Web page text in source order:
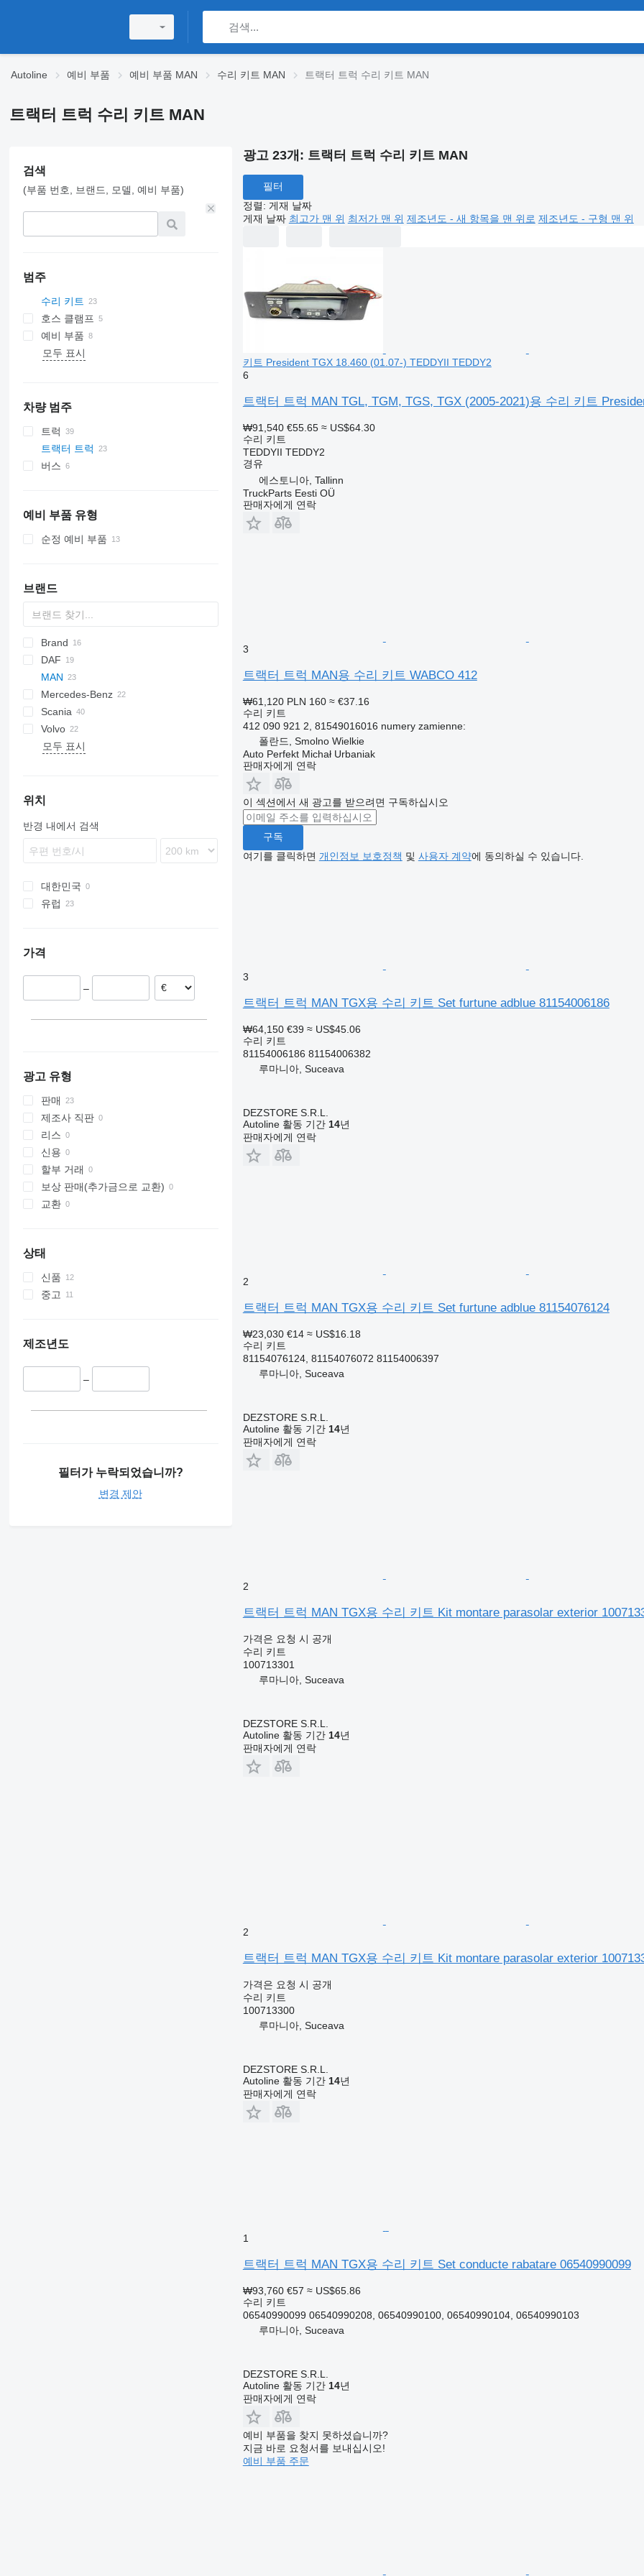
Autoline 예비 부품 예비 부품 MAN 수리 키트 MAN 트랙터 트럭 수리 키트 MAN
트랙터 트럭 수리 키트 MAN
검색
(부품 번호, 브랜드, 모델, 예비 부품)
범주
수리 키트
호스 클램프
예비 부품
모두 표시
차량 범주
트럭
트랙터 트럭
버스
예비 부품 유형
순정 예비 부품
브랜드
Brand
DAF
CF
XF
XG
EuroCargo
EuroStar
Eurotech
S-Way
Stralis
MAN
L2000
TGA
TGL
TGM
Mercedes-Benz
Actros
Antos
Arocs
Scania
G-series
Volvo
FH
모두 표시
위치
반경 내에서 검색
대한민국
유럽
벨기에
가격
–
광고 유형
판매
제조사 직판
리스
신용
할부 거래
보상 판매(추가금으로 교환)
교환
상태
신품
중고
제조년도
–
필터가 누락되었습니까?
변경 제안
광고 23개: 트랙터 트럭 수리 키트 MAN
필터
정렬: 게재 날짜
게재 날짜 최고가 맨 위 최저가 맨 위 제조년도 - 새 항목을 맨 위로 제조년도 - 구형 맨 위
키트 President TGX 18.460 (01.07-) TEDDYII TEDDY2
6
트랙터 트럭 MAN TGL, TGM, TGS, TGX (2005-2021)용 수리 키트
₩91,540 €55.65 ≈ US$64.30
수리 키트
TEDDYII TEDDY2
경유
에스토니아, Tallinn
TruckParts Eesti OÜ
판매자에게 연락
3
트랙터 트럭 MAN용 수리 키트 WABCO 412
₩61,120 PLN 160 ≈ €37.16
수리 키트
412 090 921 2, 81549016016 numery zamienne:
폴란드, Smolno Wielkie
Auto Perfekt Michał Urbaniak
판매자에게 연락
이 섹션에서 새 광고를 받으려면 구독하십시오
구독
여기를 클릭하면 개인정보 보호정책 및 사용자 계약에 동의하실 수 있습니다.
3
트랙터 트럭 MAN TGX용 수리 키트 Set furtune adblue 81154006186
₩64,150 €39 ≈ US$45.06
수리 키트
81154006186 81154006382
루마니아, Suceava
DEZSTORE S.R.L.
Autoline 활동 기간 14년
판매자에게 연락
2
트랙터 트럭 MAN TGX용 수리 키트 Set furtune adblue 81154076124
₩23,030 €14 ≈ US$16.18
수리 키트
81154076124, 81154076072 81154006397
루마니아, Suceava
DEZSTORE S.R.L.
Autoline 활동 기간 14년
판매자에게 연락
2
트랙터 트럭 MAN TGX용 수리 키트 Kit montare parasolar exterior
가격은 요청 시 공개
수리 키트
100713301
루마니아, Suceava
DEZSTORE S.R.L.
Autoline 활동 기간 14년
판매자에게 연락
2
트랙터 트럭 MAN TGX용 수리 키트 Kit montare parasolar exterior
가격은 요청 시 공개
수리 키트
100713300
루마니아, Suceava
DEZSTORE S.R.L.
Autoline 활동 기간 14년
판매자에게 연락
1
트랙터 트럭 MAN TGX용 수리 키트 Set conducte rabatare 06540990099
₩93,760 €57 ≈ US$65.86
수리 키트
06540990099 06540990208, 06540990100, 06540990104, 06540990103
루마니아, Suceava
DEZSTORE S.R.L.
Autoline 활동 기간 14년
판매자에게 연락
예비 부품을 찾지 못하셨습니까?
지금 바로 요청서를 보내십시오!
예비 부품 주문